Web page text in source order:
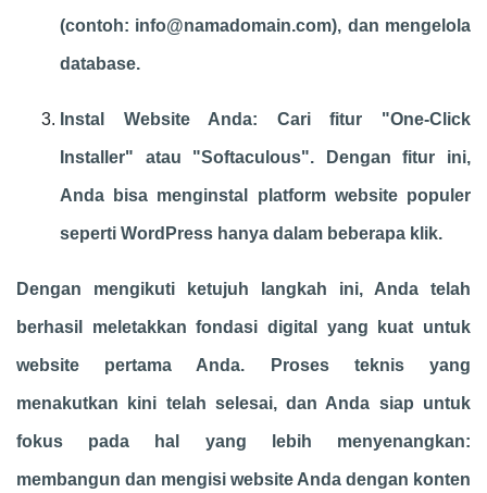
(contoh: info@namadomain.com), dan mengelola
database.
Instal Website Anda: Cari fitur "One-Click
Installer" atau "Softaculous". Dengan fitur ini,
Anda bisa menginstal platform website populer
seperti WordPress hanya dalam beberapa klik.
Dengan mengikuti ketujuh langkah ini, Anda telah
berhasil meletakkan fondasi digital yang kuat untuk
website pertama Anda. Proses teknis yang
menakutkan kini telah selesai, dan Anda siap untuk
fokus pada hal yang lebih menyenangkan:
membangun dan mengisi website Anda dengan konten